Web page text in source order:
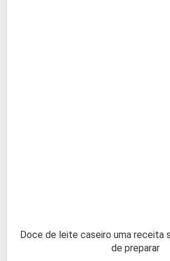
Doce de leite caseiro uma receita
de preparar